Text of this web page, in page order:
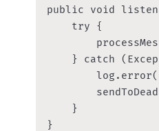
public void
    try {
} catch
    }
}